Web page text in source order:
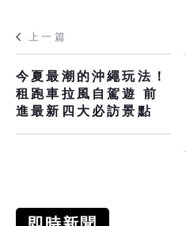
上一篇
今夏最潮的沖繩玩法！
租跑車拉風自駕遊 前
進最新四大必訪景點